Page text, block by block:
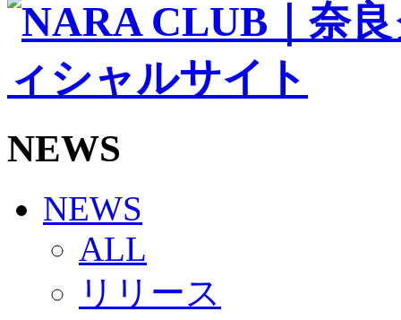
バモス
チアダンススクール
ボランティアチーム「volundeer」
ビクトリーロード
HOMEGAME
観戦ルール＆マナー
Jリーグ運営管理規定
写真・動画使用ガイドライン
SCHEDULE
2026/27
練習見学時のファンサービスについて
TICKET
奈良クラブ明治安田J3リーグ2026/27シーズン試
奈良クラブ明治安田Ｊ3リーグ 2026/27シーズン「
観戦ルール＆マナー
NEWS
NEWS
ALL
リリース